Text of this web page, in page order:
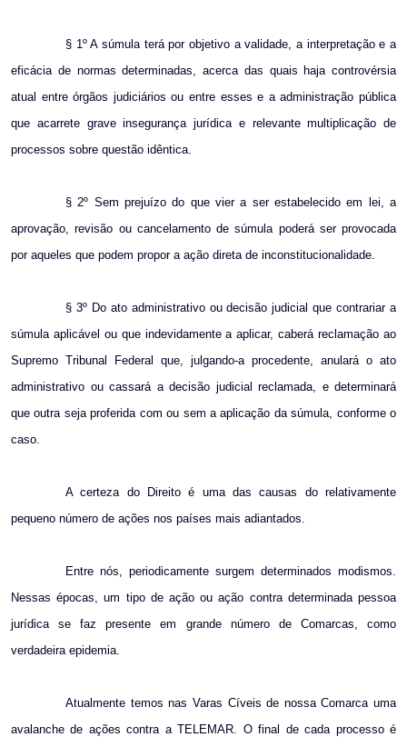
§ 1º A súmula terá por objetivo a validade, a interpretação e a
eficácia de normas determinadas, acerca das quais haja controvérsia
atual entre órgãos judiciários ou entre esses e a administração pública
que acarrete grave insegurança jurídica e relevante multiplicação de
processos sobre questão idêntica.
§ 2º Sem prejuízo do que vier a ser estabelecido em lei, a
aprovação, revisão ou cancelamento de súmula poderá ser provocada
por aqueles que podem propor a ação direta de inconstitucionalidade.
§ 3º Do ato administrativo ou decisão judicial que contrariar a
súmula aplicável ou que indevidamente a aplicar, caberá reclamação ao
Supremo Tribunal Federal que, julgando-a procedente, anulará o ato
administrativo ou cassará a decisão judicial reclamada, e determinará
que outra seja proferida com ou sem a aplicação da súmula, conforme o
caso.
A certeza do Direito é uma das causas do relativamente
pequeno número de ações nos países mais adiantados.
Entre nós, periodicamente surgem determinados modismos.
Nessas épocas, um tipo de ação ou ação contra determinada pessoa
jurídica se faz presente em grande número de Comarcas, como
verdadeira epidemia.
Atualmente temos nas Varas Cíveis de nossa Comarca uma
avalanche de ações contra a TELEMAR. O final de cada processo é